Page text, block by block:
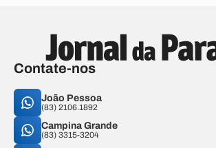
Contate-nos
João Pessoa
(83) 2106.1892
Campina Grande
(83) 3315-3204